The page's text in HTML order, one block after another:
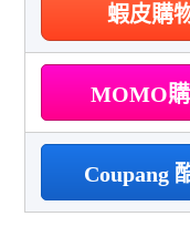
蝦皮購
MOMO
Coupang